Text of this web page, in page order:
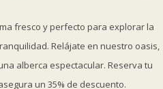
fresco y perfecto para explorar la
Relájate en nuestro oasis,
alberca espectacular. Reserva tu
un 35% de descuento.